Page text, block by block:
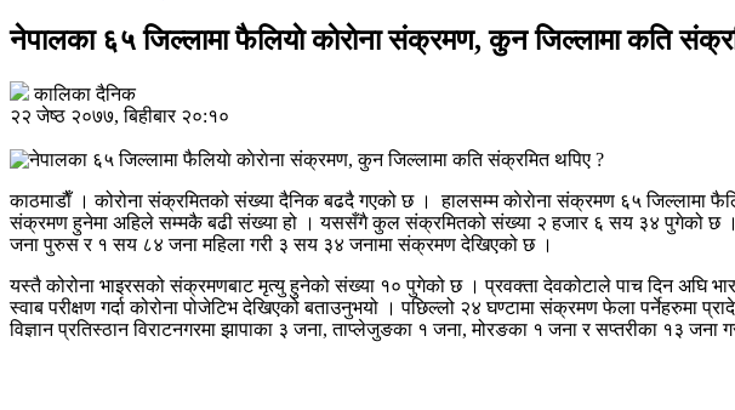
नेपालका ६५ जिल्लामा फैलियाे काेराेना संक्रमण, कुन जिल्लामा कति
कालिका दैनिक
२२ जेष्ठ २०७७, बिहीबार २०:१०
काठमाडाैँ । कोरोना संक्रमितको संख्या दैनिक बढदै गएको छ । हालसम्म काेराेना संक्रमण ६५ जिल्लामा
संक्रमण हुनेमा अहिले सम्मकै बढी संख्या हो । यससँगै कुल संक्रमितको संख्या २ हजार ६ सय ३४ पुगेको छ ।
जना पुरुस र १ सय ८४ जना महिला गरी ३ सय ३४ जनामा संक्रमण देखिएको छ ।
यस्तै कोरोना भाइरसको संक्रमणबाट मृत्यु हुनेको संख्या १० पुगेको छ । प्रवक्ता देवकोटाले पाच दिन अघि
स्वाब परीक्षण गर्दा कोरोना पोजेटिभ देखिएको बताउनुभयो । पछिल्लो २४ घण्टामा संक्रमण फेला पर्नेहरुमा
विज्ञान प्रतिस्ठान विराटनगरमा झापाका ३ जना, ताप्लेजुङका १ जना, मोरङका १ जना र सप्तरीका १३ जना